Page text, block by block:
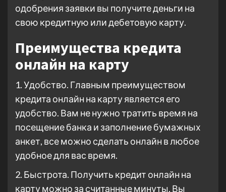
одобрения заявки вы получите деньги на
свою кредитную или дебетовую карту.
Преимущества кредита
онлайн на карту
1. Удобство. Главным преимуществом
кредита онлайн на карту является его
удобство. Вам не нужно тратить время на
посещение банка и заполнение бумажных
анкет, все можно сделать онлайн в любое
удобное для вас время.
2. Быстрота. Получить кредит онлайн на
карту можно за считанные минуты. Вы